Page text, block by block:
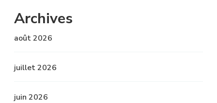
Archives
août 2026
juillet 2026
juin 2026